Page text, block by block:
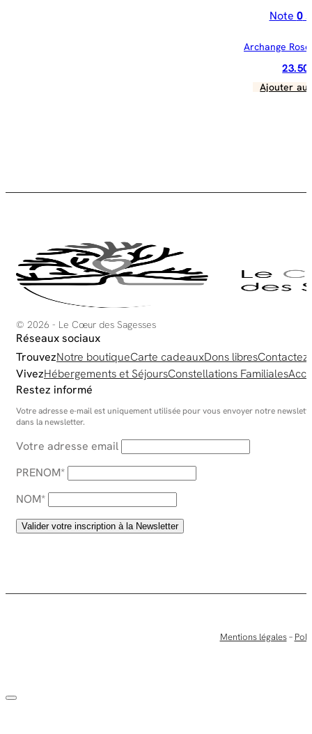
Note 0
Archange
23.50
Ajouter au
© 2026 - Le Cœur des Sagesses
Réseaux sociaux
TrouvezNotre boutiqueCarte cadeauxDons libres
VivezHébergements et SéjoursConstellations Familiales
Restez informé
Votre adresse e-mail est uniquement utilisée pour vous envoyer notre
dans la newsletter.
Votre adresse email
PRENOM*
NOM*
Mentions légales–